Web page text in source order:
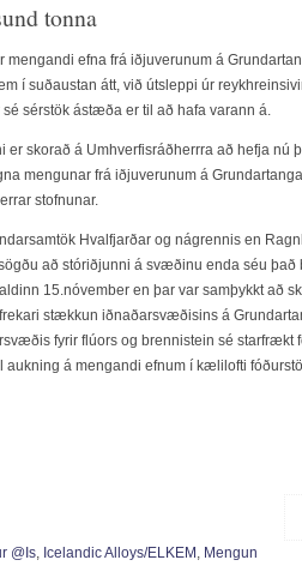
tonna
mengandi efna frá iðjuverunum á
í suðaustan átt, við útsleppi úr
sérstök ástæða er til að hafa varann á.
er skorað á Umhverfisráðherrra að hefja nú
mengunar frá iðjuverunum á
stofnunar.
Hvalfjarðar og nágrennis en
að stóriðjunni á svæðinu enda séu það
15.nóvember en þar var samþykkt að
stækkun iðnaðarsvæðisins á
fyrir flúors og brennistein sé starfrækt
á mengandi efnum í kælilofti
@is, Icelandic Alloys/ELKEM, Mengun